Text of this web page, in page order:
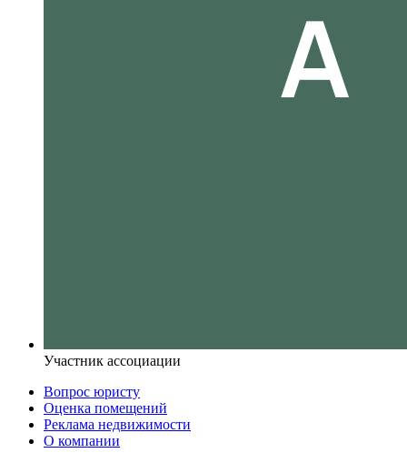
Участник ассоциации
Вопрос юристу
Оценка помещений
Реклама недвижимости
О компании